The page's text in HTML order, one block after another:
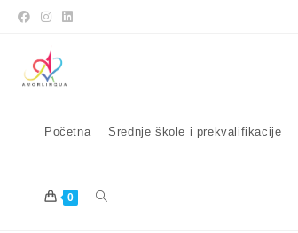
Početna Srednje škole i prekvalifikacije
0